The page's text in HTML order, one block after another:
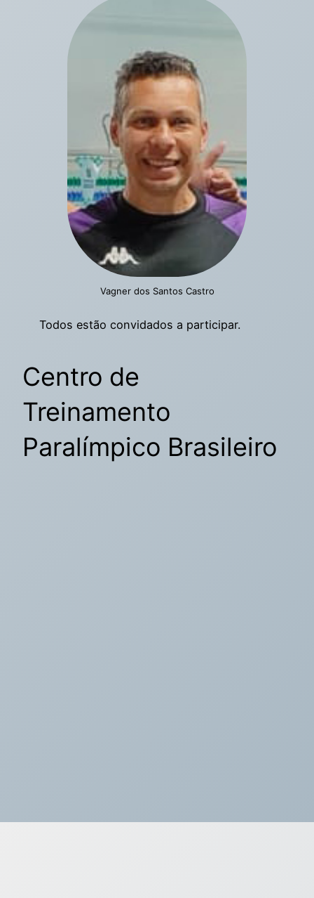
Vagner dos Santos Castro
Todos estão convidados a participar.
Centro de
Treinamento
Paralímpico Brasileiro